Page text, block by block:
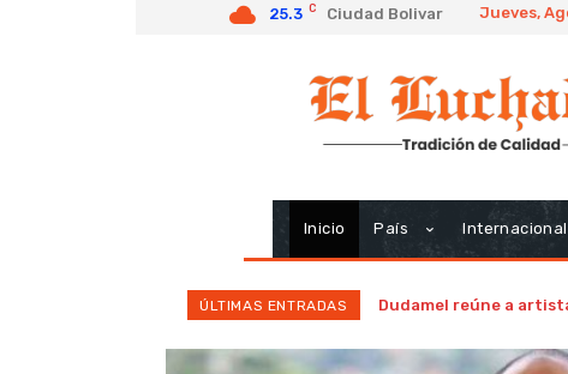
25.3 C Ciudad Bolivar Jueves,
Inicio País Internacional
ÚLTIMAS ENTRADAS Dudamel reúne a